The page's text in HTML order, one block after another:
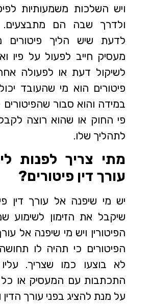
ויש השלכות משמעותיות
ולדרך שבה הם
לדעת שיש הליך פיטורים
מעסיק חייב לפעול על פיו
לשיקול דעת או לפעולה
פיטורים הוא מי שהעובד
במידה והוא סבור
פי החוק או שהוא רוצה לקבל
לתהליך שלו.
מתי צריך לפנות
עורך דין פיטורים?
יש מי שיפנה אל עורך דין
שיקבל את הזימון לשימוע
הפיטורין ויש מי שיפנה אל
הפיטורים כי תהיה לו
לא בוצעו כמו שצריך.
התכתבות עם המעסיק או כל
על מנת להציג בפני עורך